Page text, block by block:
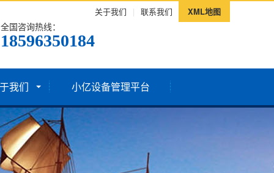
关于我们 | 联系我们 XML地图
全国咨询热线：
18596350184
我们 小亿设备管理平台